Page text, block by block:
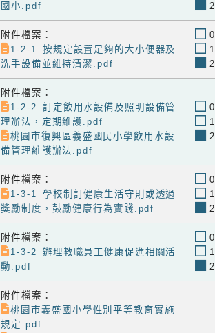
國小.pdf
附件檔案：
1-2-1 按規定設置足夠的大小便器及
洗手設備並維持清潔.pdf
附件檔案：
1-2-2 訂定飲用水設備及照明設備管
理辦法，定期維護.pdf
桃園市復興區義盛國民小學飲用水設
備管理維護辦法.pdf
附件檔案：
1-3-1 學校制訂健康生活守則或透過
獎勵制度，鼓勵健康行為實踐.pdf
附件檔案：
1-3-2 辦理教職員工健康促進相關活
動.pdf
附件檔案：
桃園市義盛國小學性別平等教育實施
規定.pdf